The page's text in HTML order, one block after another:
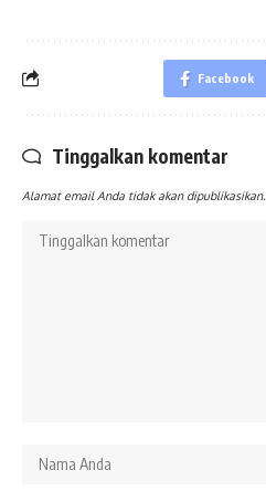
Facebook
Tinggalkan komentar
Alamat email Anda tidak akan dipublikasikan.